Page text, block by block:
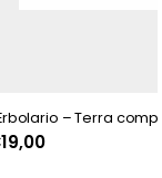
L’Erbolario – Terra compatta Vellutante e Illuminante Ambra